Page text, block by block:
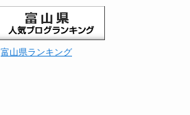
富山県ランキング